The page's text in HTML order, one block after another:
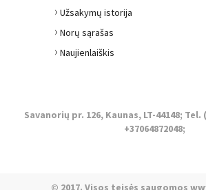
› Užsakymų istorija
› Norų sąrašas
› Naujienlaiškis
Savanorių pr. 126, Kaunas, LT-44148; Tel.
+37064872048;
© 2017. Visos teisės saugomos